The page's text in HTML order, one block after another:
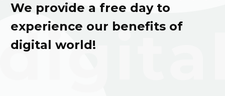
We provide a free day to
experience our benefits of
digital world!